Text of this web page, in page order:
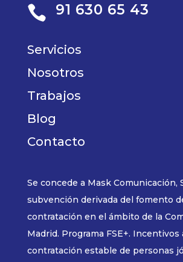
 91 630 65 43
Servicios
Nosotros
Trabajos
Blog
Contacto
Se concede a Mask Comunicación,
subvención derivada del fomento
contratación en el ámbito de la
Madrid. Programa FSE+. Incentivos
contratación estable de personas